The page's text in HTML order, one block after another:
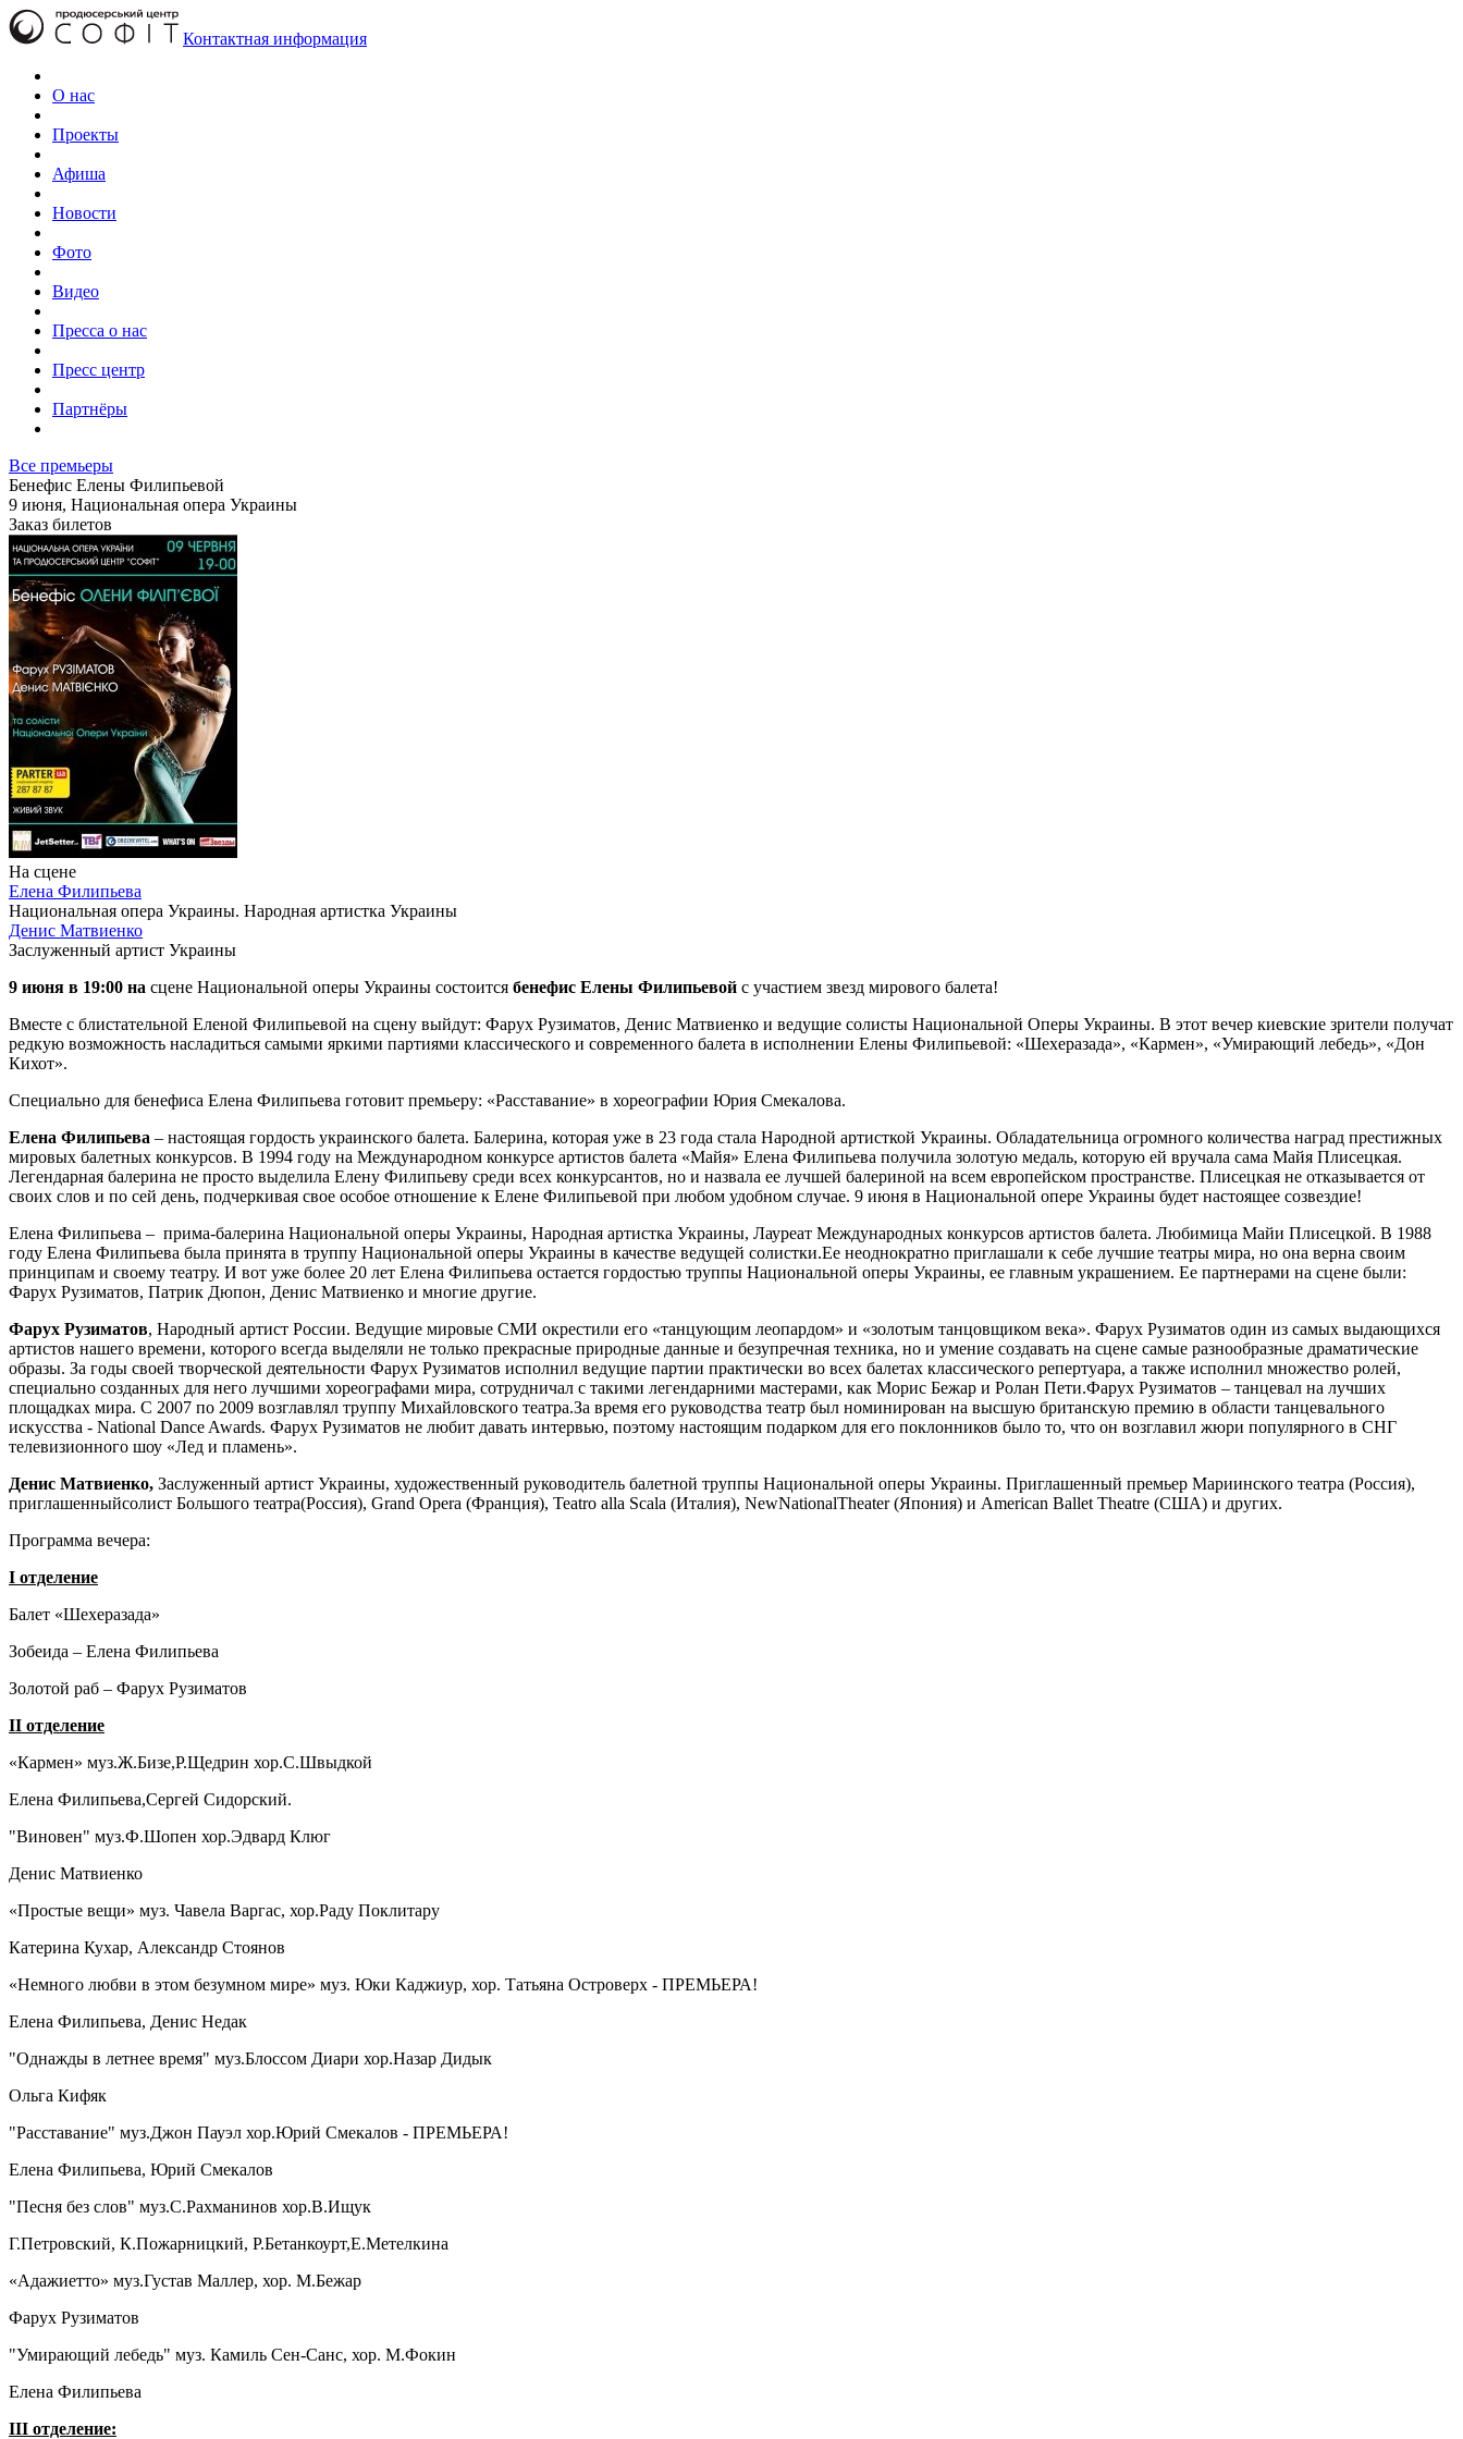
Перейти к основному содержанию
Контактная информация
О нас
Проекты
Афиша
Новости
Фото
Видео
Пресса о нас
Пресс центр
Партнёры
Все премьеры
Бенефис Елены Филипьевой
9 июня, Национальная опера Украины
Заказ билетов
На сцене
Елена Филипьева
Национальная опера Украины. Народная артистка Украины
Денис Матвиенко
Заслуженный артист Украины
9 июня в 19:00 на сцене Национальной оперы Украины состоится бенефис Елены Филипьевой с участием звезд мирового балета!
Вместе с блистательной Еленой Филипьевой на сцену выйдут: Фарух Рузиматов, Денис Матвиенко и ведущие солисты Национальной Оперы Украины. В этот вечер киевские зрители получат
редкую возможность насладиться самыми яркими партиями классического и современного балета в исполнении Елены Филипьевой: «Шехеразада», «Кармен», «Умирающий лебедь», «Дон
Кихот».
Специально для бенефиса Елена Филипьева готовит премьеру: «Расставание» в хореографии Юрия Смекалова.
Елена Филипьева – настоящая гордость украинского балета. Балерина, которая уже в 23 года стала Народной артисткой Украины. Обладательница огромного количества наград престижных
мировых балетных конкурсов. В 1994 году на Международном конкурсе артистов балета «Майя» Елена Филипьева получила золотую медаль, которую ей вручала сама Майя Плисецкая.
Легендарная балерина не просто выделила Елену Филипьеву среди всех конкурсантов, но и назвала ее лучшей балериной на всем европейском пространстве. Плисецкая не отказывается от
своих слов и по сей день, подчеркивая свое особое отношение к Елене Филипьевой при любом удобном случае. 9 июня в Национальной опере Украины будет настоящее созвездие!
Елена Филипьева – прима-балерина Национальной оперы Украины, Народная артистка Украины, Лауреат Международных конкурсов артистов балета. Любимица Майи Плисецкой. В 1988
году Елена Филипьева была принята в труппу Национальной оперы Украины в качестве ведущей солистки.Ее неоднократно приглашали к себе лучшие театры мира, но она верна своим
принципам и своему театру. И вот уже более 20 лет Елена Филипьева остается гордостью труппы Национальной оперы Украины, ее главным украшением. Ее партнерами на сцене были:
Фарух Рузиматов, Патрик Дюпон, Денис Матвиенко и многие другие.
Фарух Рузиматов, Народный артист России. Ведущие мировые СМИ окрестили его «танцующим леопардом» и «золотым танцовщиком века». Фарух Рузиматов один из самых выдающихся
артистов нашего времени, которого всегда выделяли не только прекрасные природные данные и безупречная техника, но и умение создавать на сцене самые разнообразные драматические
образы. За годы своей творческой деятельности Фарух Рузиматов исполнил ведущие партии практически во всех балетах классического репертуара, а также исполнил множество ролей,
специально созданных для него лучшими хореографами мира, сотрудничал с такими легендарними мастерами, как Морис Бежар и Ролан Пети.Фарух Рузиматов – танцевал на лучших
площадках мира. С 2007 по 2009 возглавлял труппу Михайловского театра.За время его руководства театр был номинирован на высшую британскую премию в области танцевального
искусства - National Dance Awards. Фарух Рузиматов не любит давать интервью, поэтому настоящим подарком для его поклонников было то, что он возглавил жюри популярного в СНГ
телевизионного шоу «Лед и пламень».
Денис Матвиенко, Заслуженный артист Украины, художественный руководитель балетной труппы Национальной оперы Украины. Приглашенный премьер Мариинского театра (Россия),
приглашенныйсолист Большого театра(Россия), Grand Opera (Франция), Teatro alla Scala (Италия), NewNationalTheater (Япония) и American Ballet Theatre (США) и других.
Программа вечера:
I отделение
Балет «Шехеразада»
Зобеида – Елена Филипьева
Золотой раб – Фарух Рузиматов
II отделение
«Кармен» муз.Ж.Бизе,Р.Щедрин хор.С.Швыдкой
Елена Филипьева,Сергей Сидорский.
"Виновен" муз.Ф.Шопен хор.Эдвард Клюг
Денис Матвиенко
«Простые вещи» муз. Чавела Варгас, хор.Раду Поклитару
Катерина Кухар, Александр Стоянов
«Немного любви в этом безумном мире» муз. Юки Каджиур, хор. Татьяна Островерх - ПРЕМЬЕРА!
Елена Филипьева, Денис Недак
"Однажды в летнее время" муз.Блоссом Диари хор.Назар Дидык
Ольга Кифяк
"Расставание" муз.Джон Пауэл хор.Юрий Смекалов - ПРЕМЬЕРА!
Елена Филипьева, Юрий Смекалов
"Песня без слов" муз.С.Рахманинов хор.В.Ищук
Г.Петровский, К.Пожарницкий, Р.Бетанкоурт,Е.Метелкина
«Адажиетто» муз.Густав Маллер, хор. М.Бежар
Фарух Рузиматов
"Умирающий лебедь" муз. Камиль Сен-Санс, хор. М.Фокин
Елена Филипьева
III отделение: